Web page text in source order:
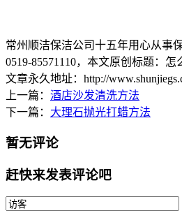
常州顺洁保洁公司十五年用心从事
0519-85571110，本文原创标题： 怎
文章永久地址：http://
上一篇： 酒店沙发清洗方法
下一篇： 大理石抛光打蜡方法
暂无评论
赶快来发表评论吧